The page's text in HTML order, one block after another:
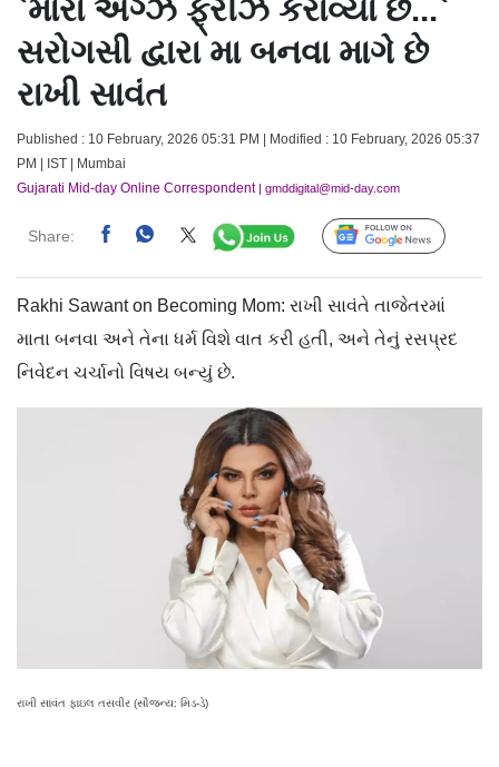
`મારા એગ્ઝ ફ્રીઝ કરાવ્યા છે...`
સરોગસી દ્વારા મા બનવા માગે છે
રાખી સાવંત
Published : 10 February, 2026 05:31 PM | Modified : 10 February, 2026 05:37
PM | IST | Mumbai
Gujarati Mid-day Online Correspondent| gmddigital@mid-day.com
Share: Follow Us
Rakhi Sawant on Becoming Mom: રાખી સાવંતે તાજેતરમાં
માતા બનવા અને તેના ધર્મ વિશે વાત કરી હતી, અને તેનું રસપ્રદ
નિવેદન ચર્ચાનો વિષય બન્યું છે.
રાખી સાવંત ફાઇલ તસવીર (સૌજન્ય: મિડ-ડે)